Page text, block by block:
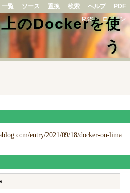
一覧 ソース 置換 検索 ヘルプ
PDF
RSS
ログイン
のDockerを使
う
entry/2021/09/18/docker-on-lima